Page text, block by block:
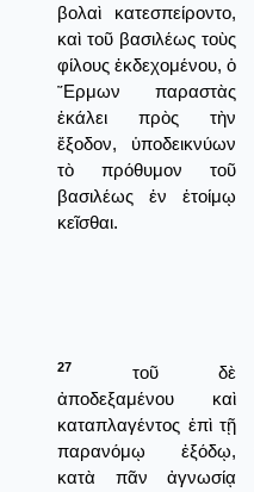
βολαὶ κατεσπείροντο,
καὶ τοῦ βασιλέως τοὺς
φίλους ἐκδεχομένου, ὁ
῞Ερμων παραστὰς
ἐκάλει πρὸς τὴν
ἔξοδον, ὑποδεικνύων
τὸ πρόθυμον τοῦ
βασιλέως ἐν ἑτοίμῳ
κεῖσθαι.
27
τοῦ δὲ
ἀποδεξαμένου καὶ
καταπλαγέντος ἐπὶ τῇ
παρανόμῳ ἐξόδῳ,
κατὰ πᾶν ἀγνωσίᾳ